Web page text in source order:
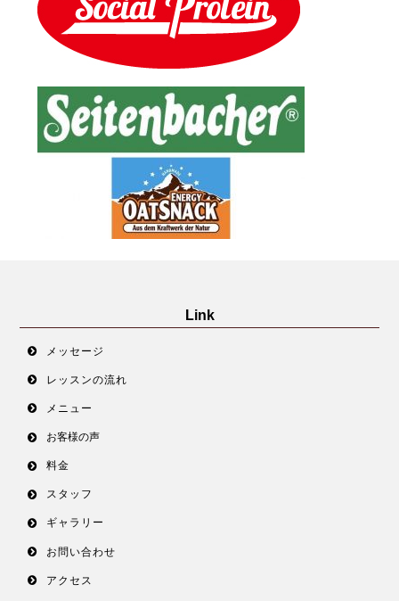
Link
メッセージ
レッスンの流れ
メニュー
お客様の声
料金
スタッフ
ギャラリー
お問い合わせ
アクセス